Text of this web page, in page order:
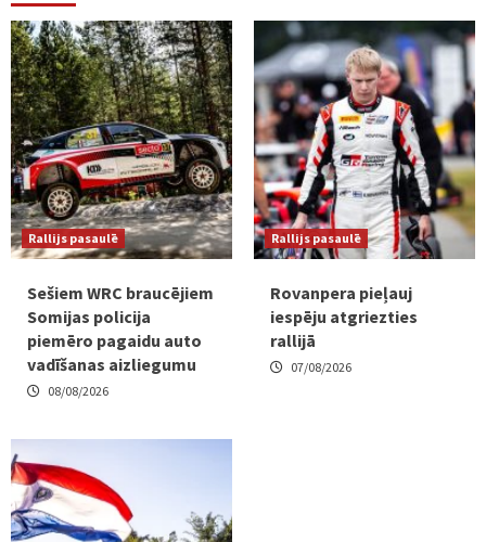
Rallijs pasaulē
Sešiem WRC braucējiem
Somijas policija
piemēro pagaidu auto
vadīšanas aizliegumu
08/08/2026
Rallijs pasaulē
Rovanpera pieļauj
iespēju atgriezties
rallijā
07/08/2026